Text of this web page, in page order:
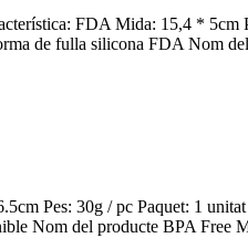
FDA Mida: 15,4 * 5cm
de fulla silicona FDA Nom
Pes: 30g / pc Paquet: 1
Nom del producte BPA Free